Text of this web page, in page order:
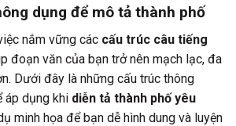
dụng để mô tả thành phố
nắm vững các cấu trúc câu tiếng
đoạn văn của bạn trở nên mạch lạc, đa
Dưới đây là những cấu trúc thông
áp dụng khi diễn tả thành phố yêu
minh họa để bạn dễ hình dung và luyện